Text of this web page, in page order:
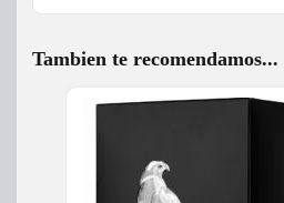
Tambien te recomendamos...